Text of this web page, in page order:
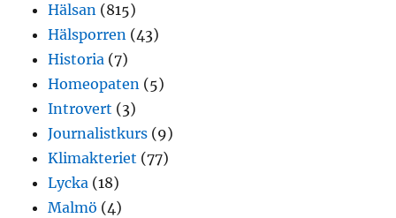
Hälsan (815)
Hälsporren (43)
Historia (7)
Homeopaten (5)
Introvert (3)
Journalistkurs (9)
Klimakteriet (77)
Lycka (18)
Malmö (4)